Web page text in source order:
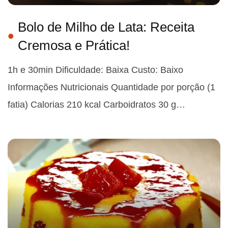
Bolo de Milho de Lata: Receita
Cremosa e Prática!
1h e 30min Dificuldade: Baixa Custo: Baixo
Informações Nutricionais Quantidade por porção (1
fatia) Calorias 210 kcal Carboidratos 30 g…